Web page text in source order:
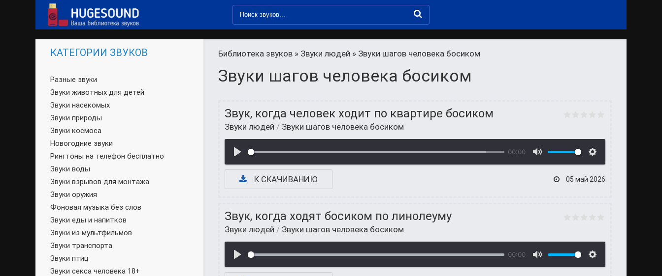
Библиотека звуков » Звуки людей » Звуки шагов человека босиком
Звуки шагов человека босиком
Звук, когда человек ходит по квартире босиком
Звуки людей / Звуки шагов человека босиком
00:00
К СКАЧИВАНИЮ 05 май 2026
Звук, когда ходят босиком по линолеуму
Звуки людей / Звуки шагов человека босиком
00:00
КАТЕГОРИИ ЗВУКОВ
Разные звуки
Звуки животных для детей
Звуки насекомых
Звуки природы
Звуки космоса
Новогодние звуки
Рингтоны на телефон бесплатно
Звуки воды
Звуки взрывов для монтажа
Звуки оружия
Фоновая музыка без слов
Звуки еды и напитков
Звуки из мультфильмов
Звуки транспорта
Звуки птиц
Звуки секса человека 18+